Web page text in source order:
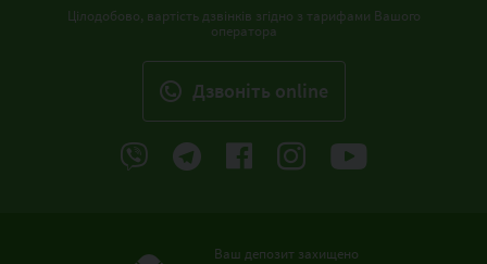
Цілодобово, вартість дзвінків згідно з тарифами Вашого
оператора
Дзвонiть online
Ваш депозит захищено